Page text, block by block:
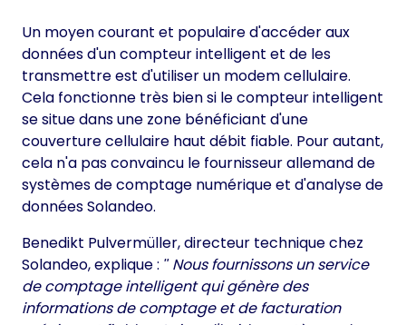
Un moyen courant et populaire d'accéder aux
données d'un compteur intelligent et de les
transmettre est d'utiliser un modem cellulaire.
Cela fonctionne très bien si le compteur intelligent
se situe dans une zone bénéficiant d'une
couverture cellulaire haut débit fiable. Pour autant,
cela n'a pas convaincu le fournisseur allemand de
systèmes de comptage numérique et d'analyse de
données Solandeo.
Benedikt Pulvermüller, directeur technique chez
Solandeo, explique :
Nous fournissons un service
de comptage intelligent qui génère des
informations de comptage et de facturation